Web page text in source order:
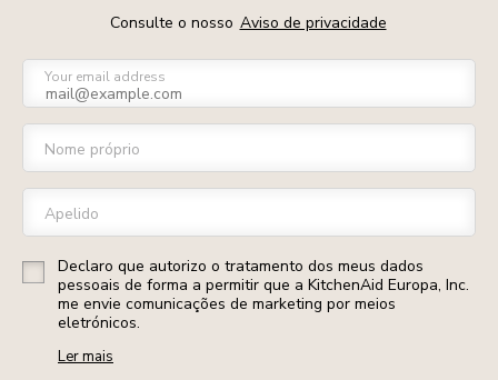
Consulte o nosso Aviso de privacidade
Your email address
Nome próprio
Apelido
Declaro que autorizo o tratamento dos meus dados
pessoais de forma a permitir que a KitchenAid Europa, Inc.
me envie comunicações de marketing por meios
eletrónicos.
Ler mais